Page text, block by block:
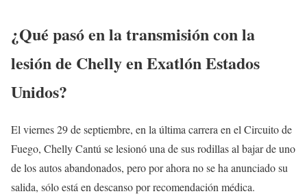
¿Qué pasó en la transmisión con la
lesión de Chelly en Exatlón Estados
Unidos?
El viernes 29 de septiembre, en la última carrera en el Circuito de
Fuego, Chelly Cantú se lesionó una de sus rodillas al bajar de uno
de los autos abandonados, pero por ahora no se ha anunciado su
salida, sólo está en descanso por recomendación médica.